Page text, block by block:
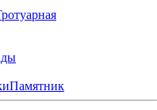
Памятник